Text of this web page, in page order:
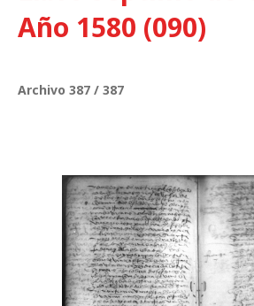
Año 1580 (090)
Archivo 387 / 387